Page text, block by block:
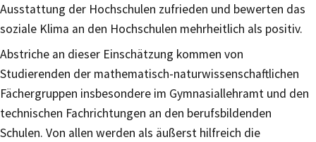
Ausstattung der Hochschulen zufrieden und bewerten das
soziale Klima an den Hochschulen mehrheitlich als positiv.
Abstriche an dieser Einschätzung kommen von
Studierenden der mathematisch-naturwissenschaftlichen
Fächergruppen insbesondere im Gymnasiallehramt und den
technischen Fachrichtungen an den berufsbildenden
Schulen. Von allen werden als äußerst hilfreich die